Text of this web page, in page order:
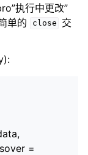
执行中更改”
单的
close
交
=